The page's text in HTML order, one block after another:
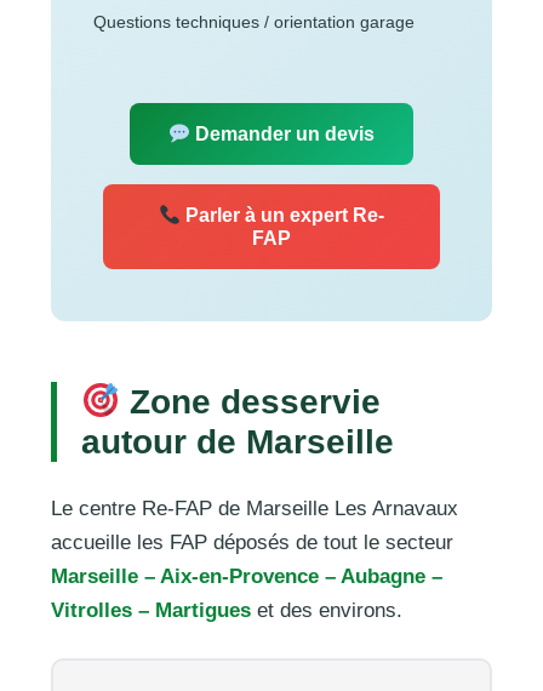
Questions techniques / orientation garage
Demander un devis
Parler à un expert Re-
FAP
Zone desservie
autour de Marseille
Le centre Re-FAP de Marseille Les Arnavaux
accueille les FAP déposés de tout le secteur
Marseille – Aix-en-Provence – Aubagne –
Vitrolles – Martigues et des environs.